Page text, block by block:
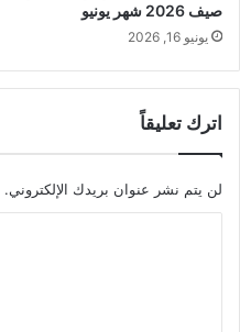
صيف 2026 شهر يونيو
يونيو 16, 2026
اترك تعليقاً
لن يتم نشر عنوان بريدك الإلكتروني.